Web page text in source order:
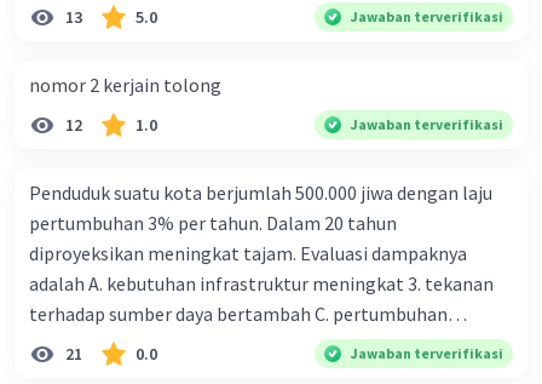
13 5.0 Jawaban terverifikasi
nomor 2 kerjain tolong
12 1.0 Jawaban terverifikasi
Penduduk suatu kota berjumlah 500.000 jiwa dengan laju
pertumbuhan 3% per tahun. Dalam 20 tahun
diproyeksikan meningkat tajam. Evaluasi dampaknya
adalah A. kebutuhan infrastruktur meningkat 3. tekanan
terhadap sumber daya bertambah C. pertumbuhan
eksponensial berdampak jangka panjang D. tidak
memengaruhi tata ruang E. proyeksi penduduk penting
21 0.0 Jawaban terverifikasi